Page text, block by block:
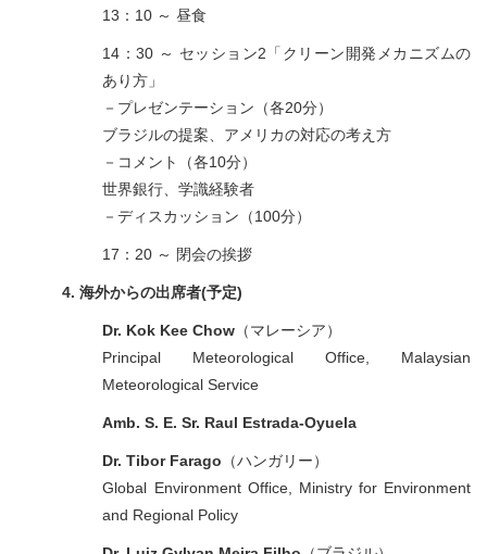
13：10 ～ 昼食
14：30 ～ セッション2「クリーン開発メカニズムの
あり方」
－プレゼンテーション（各20分）
ブラジルの提案、アメリカの対応の考え方
－コメント（各10分）
世界銀行、学識経験者
－ディスカッション（100分）
17：20 ～ 閉会の挨拶
4. 海外からの出席者(予定)
Dr. Kok Kee Chow （マレーシア）
Principal Meteorological Office, Malaysian
Meteorological Service
Amb. S. E. Sr. Raul Estrada-Oyuela
Dr. Tibor Farago （ハンガリー）
Global Environment Office, Ministry for Environment
and Regional Policy